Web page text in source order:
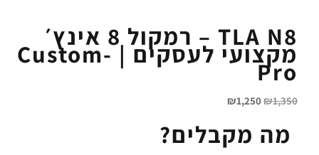
TLA N8 – רמקול 8 אינץ׳
מקצועי לעסקים | Custom-
Pro
₪1,350
₪1,250
מה מקבלים?